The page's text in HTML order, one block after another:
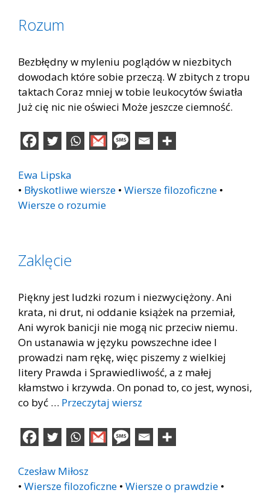
Rozum
Bezbłędny w myleniu poglądów w niezbitych
dowodach które sobie przeczą. W zbitych z tropu
taktach Coraz mniej w tobie leukocytów światła
Już cię nic nie oświeci Może jeszcze ciemność.
Ewa Lipska
• Błyskotliwe wiersze • Wiersze filozoficzne •
Wiersze o rozumie
Zaklęcie
Piękny jest ludzki rozum i niezwyciężony. Ani
krata, ni drut, ni oddanie książek na przemiał,
Ani wyrok banicji nie mogą nic przeciw niemu.
On ustanawia w języku powszechne idee I
prowadzi nam rękę, więc piszemy z wielkiej
litery Prawda i Sprawiedliwość, a z małej
kłamstwo i krzywda. On ponad to, co jest, wynosi,
co być … Przeczytaj wiersz
Czesław Miłosz
• Wiersze filozoficzne • Wiersze o prawdzie •